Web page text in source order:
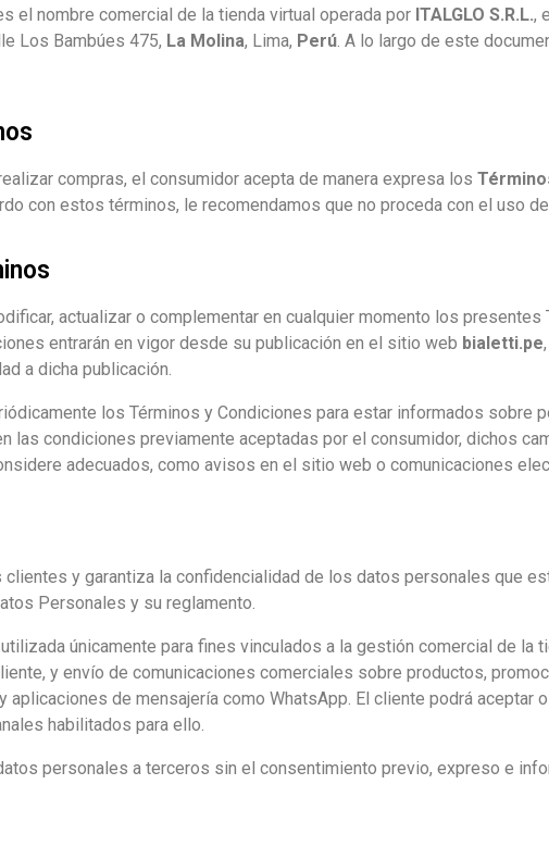
el nombre comercial de la tienda virtual operada por ITALGLO S.R.L.,
Los Bambúes 475, La Molina, Lima, Perú. A lo largo de este
compras, el consumidor acepta de manera expresa los
con estos términos, le recomendamos que no proceda con el uso
actualizar o complementar en cualquier momento los
entrarán en vigor desde su publicación en el sitio web bialetti.pe
a dicha publicación.
los Términos y Condiciones para estar informados sobre
las condiciones previamente aceptadas por el consumidor, dichos
adecuados, como avisos en el sitio web o comunicaciones
y garantiza la confidencialidad de los datos personales que
Personales y su reglamento.
únicamente para fines vinculados a la gestión comercial de la
y envío de comunicaciones comerciales sobre productos,
de mensajería como WhatsApp. El cliente podrá aceptar
habilitados para ello.
personales a terceros sin el consentimiento previo, expreso e